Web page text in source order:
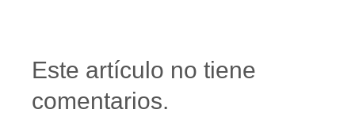
Este artículo no tiene
comentarios.